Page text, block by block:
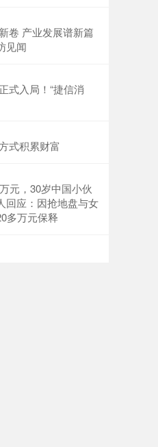
卷 产业发展谱新篇
见闻
式入局！“捷信消
式积累财富
元，30岁中国小伙
回应：因抢地盘与女
多万元保释